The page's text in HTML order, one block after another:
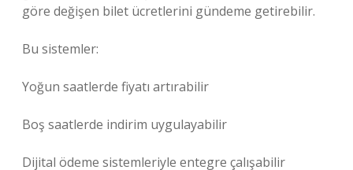
göre değişen bilet ücretlerini gündeme getirebilir.
Bu sistemler:
Yoğun saatlerde fiyatı artırabilir
Boş saatlerde indirim uygulayabilir
Dijital ödeme sistemleriyle entegre çalışabilir